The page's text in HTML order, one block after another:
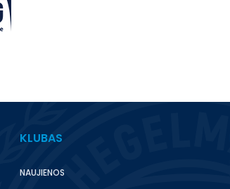
KLUBAS
NAUJIENOS